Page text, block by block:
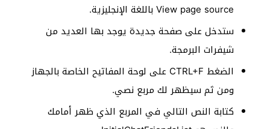
View page source باللغة الإنجليزية.
ستدخل على صفحة جديدة يوجد بها العديد من
شيفرات البرمجة.
الضغط CTRL+F على لوحة المفاتيح الخاصة بالجهاز
ومن ثم سيظهر لك مربع نصي.
كتابة النص التالي في المربع الذي ظهر أمامك